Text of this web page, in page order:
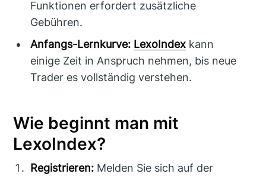
Funktionen erfordert zusätzliche
Gebühren.
Anfangs-Lernkurve: LexoIndex kann
einige Zeit in Anspruch nehmen, bis neue
Trader es vollständig verstehen.
Wie beginnt man mit
LexoIndex?
Registrieren: Melden Sie sich auf der